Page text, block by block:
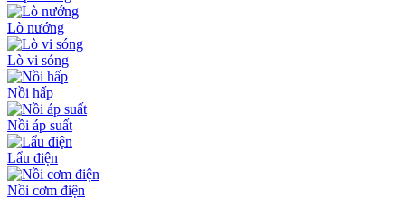
Lò nướng
Lò vi sóng
Nồi hấp
Nồi áp suất
Lẩu điện
Nồi cơm điện